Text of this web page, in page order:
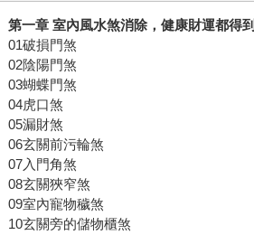
第一章 室內風水煞消除，健康財運都得到
01破損門煞
02陰陽門煞
03蝴蝶門煞
04虎口煞
05漏財煞
06玄關前污輪煞
07入門角煞
08玄關狹窄煞
09室內寵物穢煞
10玄關旁的儲物櫃煞